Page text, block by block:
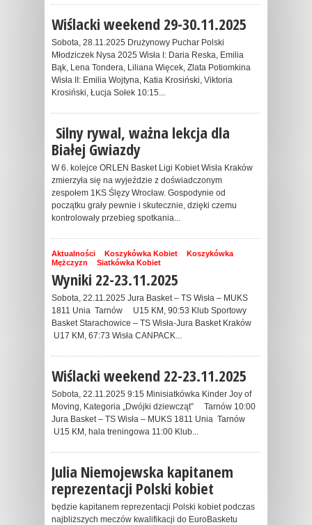
Wiślacki weekend 29-30.11.2025
Sobota, 28.11.2025 Drużynowy Puchar Polski
Młodziczek Nysa 2025 Wisła I: Daria Reska, Emilia
Bąk, Lena Tondera, Liliana Więcek, Zlata Potiomkina
Wisła II: Emilia Wojtyna, Katia Krosiński, Viktoria
Krosiński, Łucja Sołek 10:15...
Silny rywal, ważna lekcja dla
Białej Gwiazdy
W 6. kolejce ORLEN Basket Ligi Kobiet Wisła Kraków
zmierzyła się na wyjeździe z doświadczonym
zespołem 1KS Ślęzy Wrocław. Gospodynie od
początku grały pewnie i skutecznie, dzięki czemu
kontrolowały przebieg spotkania...
Aktualności Koszykówka Kobiet
Koszykówka
Mężczyzn
Siatkówka Kobiet
Wyniki 22-23.11.2025
Sobota, 22.11.2025 Jura Basket – TS Wisła – MUKS
1811 Unia Tarnów U15 KM, 90:53 Klub Sportowy
Basket Starachowice – TS Wisła-Jura Basket Kraków
U17 KM, 67:73 Wisła CANPACK...
Wiślacki weekend 22-23.11.2025
Sobota, 22.11.2025 9:15 Minisiatkówka Kinder Joy of
Moving, Kategoria „Dwójki dziewcząt” Tarnów 10:00
Jura Basket – TS Wisła – MUKS 1811 Unia Tarnów
U15 KM, hala treningowa 11:00 Klub...
Julia Niemojewska kapitanem
reprezentacji Polski kobiet
będzie kapitanem reprezentacji Polski kobiet podczas
najbliższych meczów kwalifikacji do EuroBasketu